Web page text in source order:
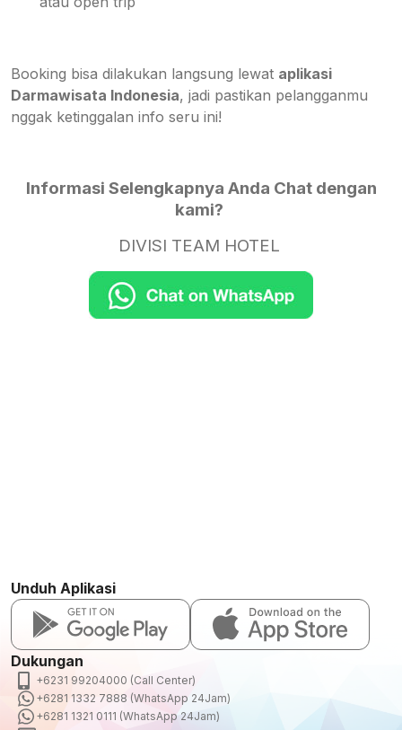
Booking bisa dilakukan langsung lewat aplikasi
Darmawisata Indonesia, jadi pastikan pelangganmu
nggak ketinggalan info seru ini!
Informasi Selengkapnya Anda Chat dengan
kami?
DIVISI TEAM HOTEL
Dukungan
+6231 99204000 (Call Center)
+6281 1332 7888 (WhatsApp 24Jam)
+6281 1321 0111 (WhatsApp 24Jam)
Unduh Aplikasi